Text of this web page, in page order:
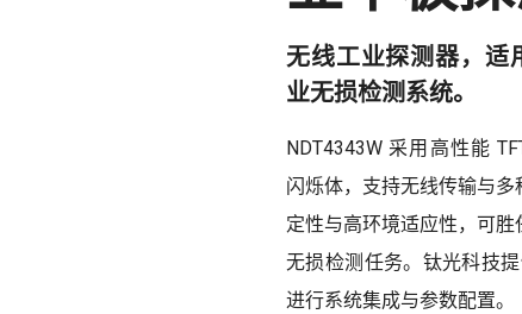
无线工业探测器，适
业无损检测系统。
NDT4343W 采用高性能
闪烁体，支持无线传输与
定性与高环境适应性，可
无损检测任务。钛光科技
进行系统集成与参数配置。